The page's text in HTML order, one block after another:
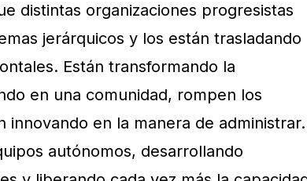
distintas organizaciones progresistas
jerárquicos y los están trasladando
Están transformando la
en una comunidad, rompen los
innovando en la manera de administrar.
autónomos, desarrollando